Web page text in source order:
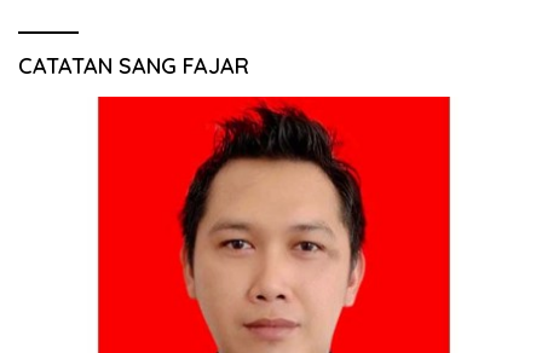
CATATAN SANG FAJAR